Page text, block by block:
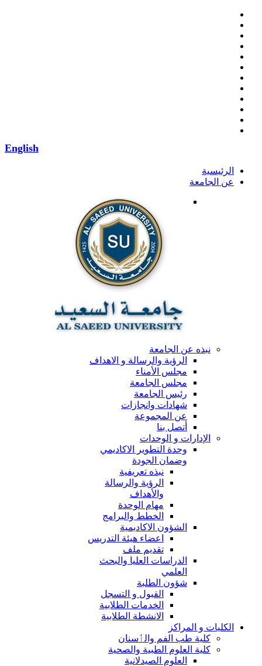
English
الرئيسية
عن الجامعة
نبذه عن الجامعة
الرؤية والرسالة و الاهداف
مجلس الأمناء
مجلس الجامعة
رئيس الجامعة
شهادات وانجازات
عن المجموعة
أتصل بنا
الإدارات و الوحدات
وحدة التطوير الاكاديمي
وضمان الجودة
نبذه تعريفية
الرؤية والرسالة
والأهداف
مهام الوحدة
الخطط والبرامج
الشؤون الاكاديمية
اعضاء هيئة التدريس
تقديم ملف
الدراسات العليا والبحث
العلمي
شؤون الطلبة
القبول و التسجل
الخدمات الطلابية
الانشطة الطلابية
الكليات و المراكز
كلية طب الفم والٲسنان
كلية العلوم الطبية والصحية
العلوم الصيدلانية